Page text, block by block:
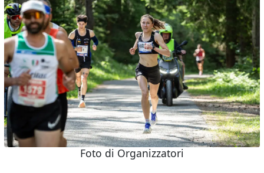
Foto di Organizzatori